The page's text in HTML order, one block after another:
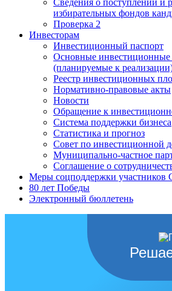
Сведения о поступлении и
избирательных фондов
Проверка 2
Инвесторам
Инвестиционный паспорт
Основные инвестиционные
(планируемые к
Реестр инвестиционных
Нормативно-правовые акты
Новости
Обращение к
Система поддержки бизнеса
Статистика и прогноз
Совет по инвестиционной
Муниципально-частное
Соглашение о
Меры соцподдержки участников
80 лет Победы
Электронный бюллетень